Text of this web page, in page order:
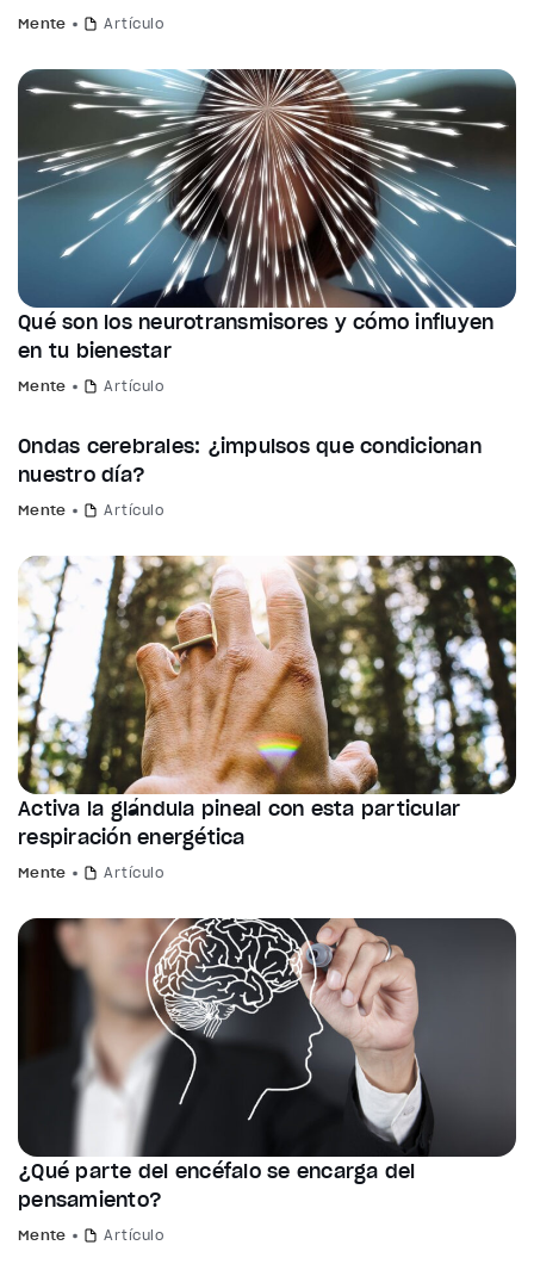
Mente Artículo
Qué son los neurotransmisores y cómo influyen
en tu bienestar
Mente Artículo
Ondas cerebrales: ¿impulsos que condicionan
nuestro día?
Mente Artículo
Activa la glándula pineal con esta particular
respiración energética
Mente Artículo
¿Qué parte del encéfalo se encarga del
pensamiento?
Mente Artículo